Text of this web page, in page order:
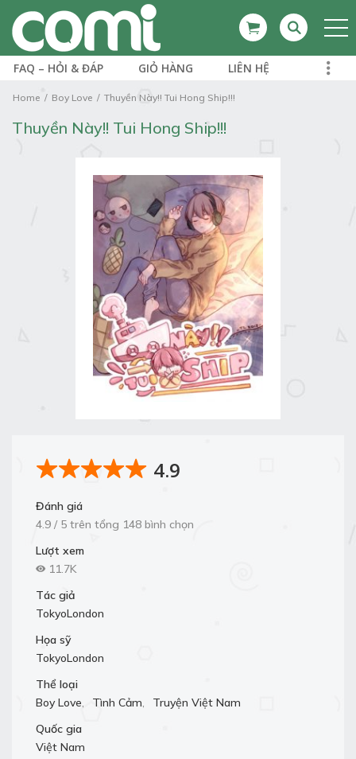
FAQ – HỎI & ĐÁP GIỎ HÀNG LIÊN HỆ
Home Boy Love Thuyền Này!! Tui Hong Ship!!!
Thuyền Này!! Tui Hong Ship!!!
4.9
Đánh giá
4.9 / 5 trên tổng 148 bình chọn
Lượt xem
11.7K
Tác giả
TokyoLondon
Họa sỹ
TokyoLondon
Thể loại
Boy Love, Tình Cảm,
Truyện Việt Nam
Quốc gia
Việt Nam